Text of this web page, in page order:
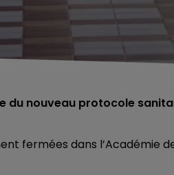
du nouveau protocole
fermées dans l’Académie